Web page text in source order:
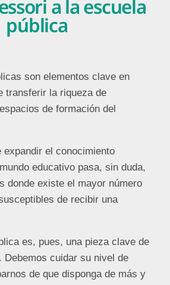
a la escuela
pública
son elementos clave en
transferir la riqueza de
de formación del
expandir el conocimiento
educativo pasa, sin duda,
donde existe el mayor número
de recibir una
es, pues, una pieza clave de
Debemos cuidar su nivel de
de que disponga de más y